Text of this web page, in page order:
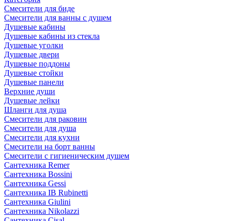
Смесители для биде
Смесители для ванны с душем
Душевые кабины
Душевые кабины из стекла
Душевые уголки
Душевые двери
Душевые поддоны
Душевые стойки
Душевые панели
Верхние души
Душевые лейки
Шланги для душа
Смесители для раковин
Смесители для душа
Смесители для кухни
Смесители на борт ванны
Смесители с гигиеническим душем
Сантехника Remer
Сантехника Bossini
Сантехника Gessi
Сантехника IB Rubinetti
Сантехника Giulini
Сантехника Nikolazzi